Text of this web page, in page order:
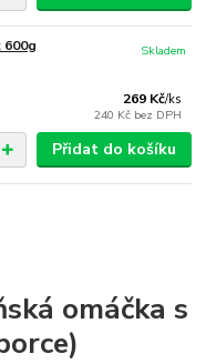
269 Kč/ks
240 Kč bez DPH
Skladem
Přidat do košíku
omáčka s